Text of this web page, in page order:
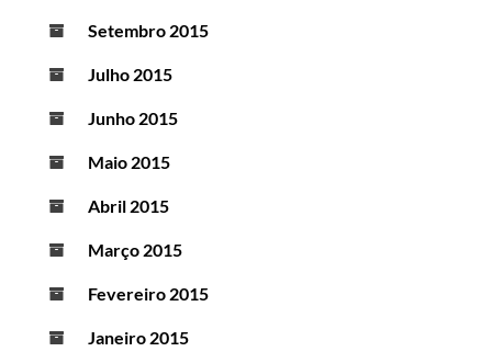
Setembro 2015
Julho 2015
Junho 2015
Maio 2015
Abril 2015
Março 2015
Fevereiro 2015
Janeiro 2015